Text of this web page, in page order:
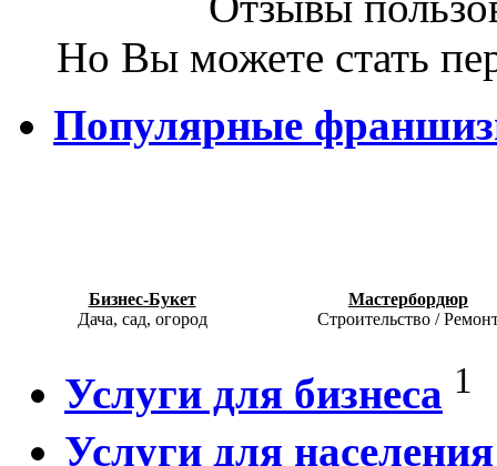
Но Вы можете стать
Популярные
Бизнес-Букет
Дача, сад, огород
Мастербордюр
Строительство /
Услуги для бизнеса 1
Услуги для населения